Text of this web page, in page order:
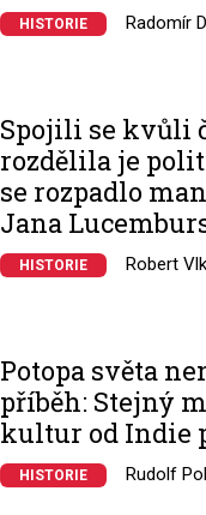
HISTORIE Radomír
Spojili se kvůli
rozdělila je
se rozpadlo
Jana
HISTORIE Robert Vlk
Potopa světa
příběh: Stejný
kultur od Indie
HISTORIE Rudolf